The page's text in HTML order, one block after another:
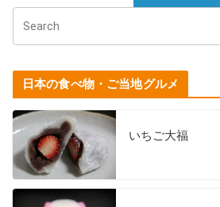
日本の食べ物・ご当地グルメ
いちご大福